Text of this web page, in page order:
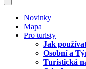
Novinky
Mapa
Pro turisty
Jak
Osobní a
Turistická